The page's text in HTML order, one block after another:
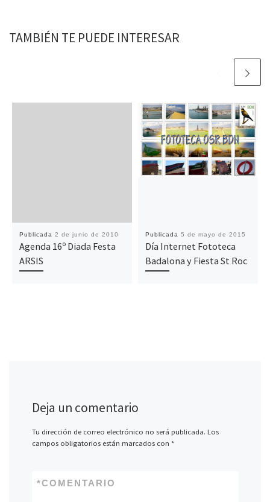
TAMBIÉN TE PUEDE INTERESAR
Publicada 2 de junio de 2010
Agenda 16º Diada Festa
ARSIS
Publicada 5 de mayo de 2015
Día Internet Fototeca
Badalona y Fiesta St Roc
Deja un comentario
Tu dirección de correo electrónico no será publicada. Los
campos obligatorios están marcados con *
COMENTARIO
*